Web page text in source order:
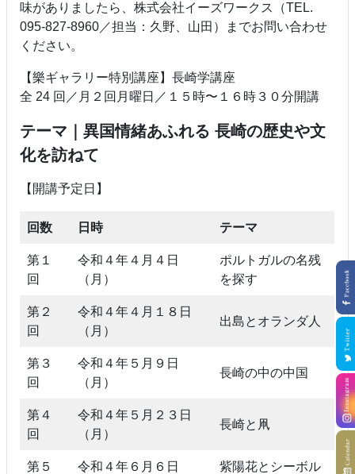
味がありましたら、株式会社イーズワークス（TEL.
095-827-8960／担当：久野、山田）までお問い合わせ
ください。
【樂ギャラリー特別講座】長崎学講座
全 24 回／月２回月曜日／１５時〜１６時３０分開講
テーマ｜異国情緒あふれる 長崎の歴史や文
化を訪ねて
【開講予定日】
回数 日時 テーマ
第１
回
令和４年４月４日
（月）
ポルトガルの名残
を探す
第２
回
令和４年４月１８日
（月）
出島とオランダ人
第３
回
令和４年５月９日
（月）
長崎の中の中国
第４
回
令和４年５月２３日
（月）
長崎と凧
第５
令和４年６月６日
紫陽花とシーボル